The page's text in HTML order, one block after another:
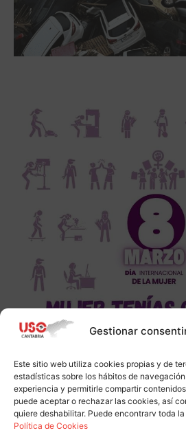
Gestionar
Este sitio web utiliza cookies propias y de
estadísticas sobre los hábitos de
experiencia y permitirle compartir
puede aceptar o rechazar las cookies, así
quiere deshabilitar. Puede encontrarv toda
Política de Cookies